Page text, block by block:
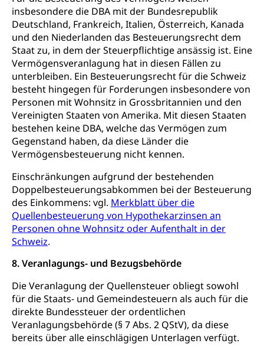
insbesondere die DBA mit der Bundesrepublik
Deutschland, Frankreich, Italien, Österreich, Kanada
und den Niederlanden das Besteuerungsrecht dem
Staat zu, in dem der Steuerpflichtige ansässig ist. Eine
Vermögensveranlagung hat in diesen Fällen zu
unterbleiben. Ein Besteuerungsrecht für die Schweiz
besteht hingegen für Forderungen insbesondere von
Personen mit Wohnsitz in Grossbritannien und den
Vereinigten Staaten von Amerika. Mit diesen Staaten
bestehen keine DBA, welche das Vermögen zum
Gegenstand haben, da diese Länder die
Vermögensbesteuerung nicht kennen.
Einschränkungen aufgrund der bestehenden
Doppelbesteuerungsabkommen bei der Besteuerung
des Einkommens: vgl. Merkblatt über die
Quellenbesteuerung von Hypothekarzinsen an
Personen ohne Wohnsitz oder Aufenthalt in der
Schweiz.
8. Veranlagungs- und Bezugsbehörde
Die Veranlagung der Quellensteuer obliegt sowohl
für die Staats- und Gemeindesteuern als auch für die
direkte Bundessteuer der ordentlichen
Veranlagungsbehörde (§ 7 Abs. 2 QStV), da diese
bereits über alle einschlägigen Unterlagen verfügt.
Konkursämter
Volksrechte
Kantonale Steuern
Finanzausgleich, Einkommenssteuer, Kopfsteuer,
Personalsteuer, Haushaltssteuer, Vermögenssteuer,
Verrechnungssteuer, Quellensteuer,
Grundstückgewinnsteuer, Liegenschaftssteuer,
Handänderungssteuer, Grundsteuer, Kirchensteuer,
Gewerbesteuer, Vergnügungssteuer,
Reklameplakatsteuer, Verkehrssteuer,
Erbschaftssteuer, Schenkungssteuer, Gewinn- und
Kapitalsteuer
Steuern (Dienststelle)
Ombudsstellen
Vermittler, Vermittlungsstelle, Schlichtungsstelle,
Vermittlung, Schlichtung, Mediation
Umgang mit Beschwerden (Volksschulen)
Beschwerde Strassenverkehrsamt
Rassismus
Diskriminierung, Fremdenfeindlichkeit,
Gleichberechtigung
Anlaufstelle Schutz vor Diskriminierung
(fabia)
Schutz vor Diskriminierung
Strafregister und Strafverfahren
Strafrecht, Strafrechtspflege, Gerichtsverfahren,
Strafregistereintrag, Strafregisterauszug,
Kriminalität
Strafverfahren Staatsanwaltschaft
Vormundschaft